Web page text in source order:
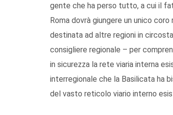
gente che ha perso tutto, a cui il
Roma dovrà giungere un unico
destinata ad altre regioni in
consigliere regionale – per
in sicurezza la rete viaria interna
interregionale che la Basilicata ha
del vasto reticolo viario interno